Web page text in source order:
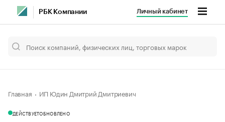
РБК Компании Личный кабинет
Главная ИП Юдин Дмитрий Дмитриевич
ДЕЙСТВУЕТОБНОВЛЕНО